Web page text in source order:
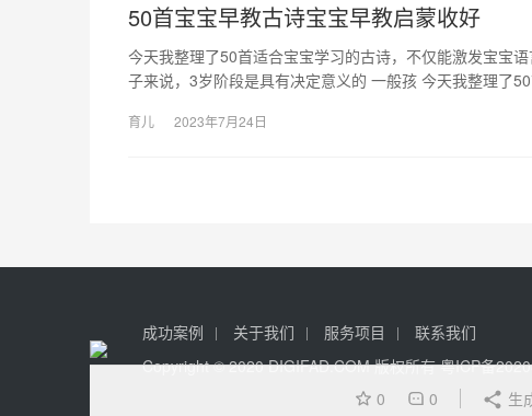
0 0 生
50首宝宝早教古诗宝宝早教启蒙收好
今天我整理了50首适合宝宝学习的古诗，不仅能激发宝宝
子来说，3岁阶段是具有决定意义的 一般孩 今天我整理了
育儿 2023年7月24日
成功案例 关于我们 服务项目
联系我们
Copyright © 2020 DIGIFAD.COM 版权所有粤ICP备